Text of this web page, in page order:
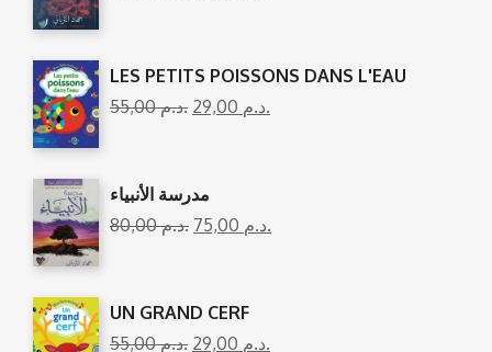
LES PETITS POISSONS DANS L'EAU
55,00
د.م. 29,00 د.م.
مدرسة الأنبياء
80,00
د.م. 75,00 د.م.
UN GRAND CERF
55,00
د.م. 29,00 د.م.